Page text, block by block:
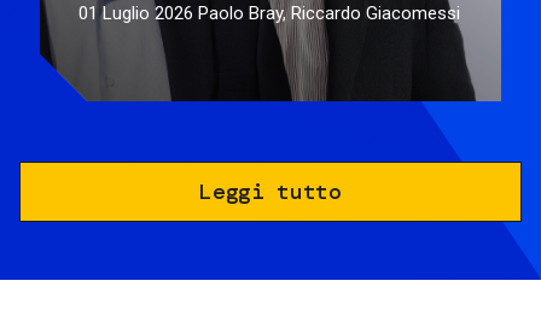
01 Luglio 2026 Paolo Bray, Riccardo Giacomessi
Leggi tutto